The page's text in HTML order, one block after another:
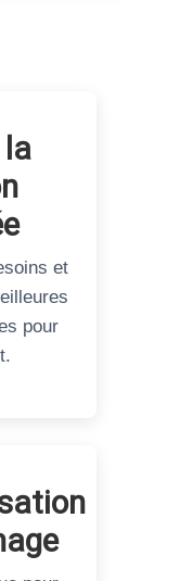
la
et
pour